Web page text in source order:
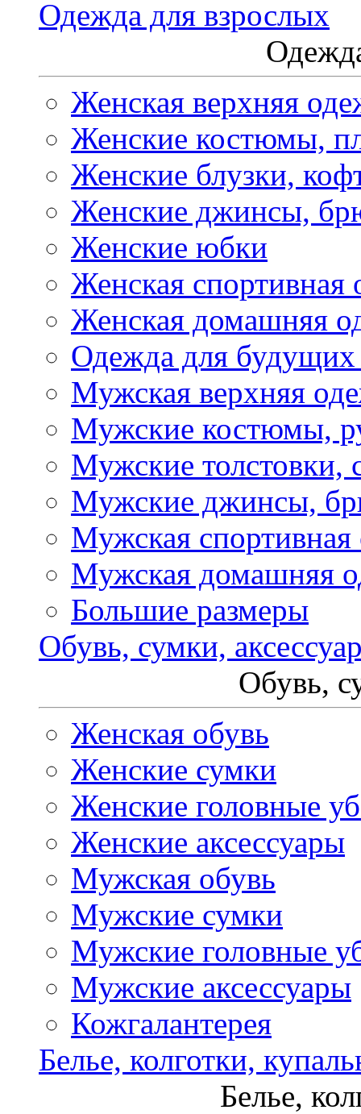
Одежда для взрослых
Женская верхняя
Женские костюмы,
Женские блузки,
Женские джинсы,
Женские юбки
Женская спортивная
Женская домашняя
Одежда для
Мужская верхняя
Мужские костюмы,
Мужские толстовки,
Мужские джинсы,
Мужская спортивная
Мужская домашняя
Большие размеры
Обувь, сумки,
Обувь,
Женская обувь
Женские сумки
Женские головные
Женские аксессуары
Мужская обувь
Мужские сумки
Мужские головные
Мужские аксессуары
Кожгалантерея
Белье, колготки,
Белье,